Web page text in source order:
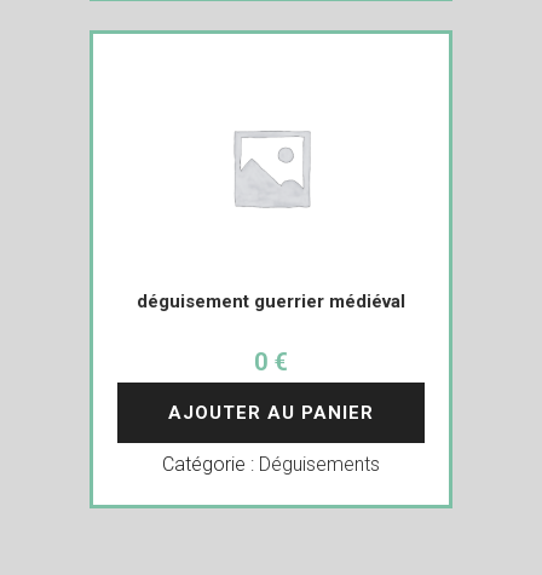
déguisement guerrier médiéval
0 €
AJOUTER AU PANIER
Catégorie : Déguisements